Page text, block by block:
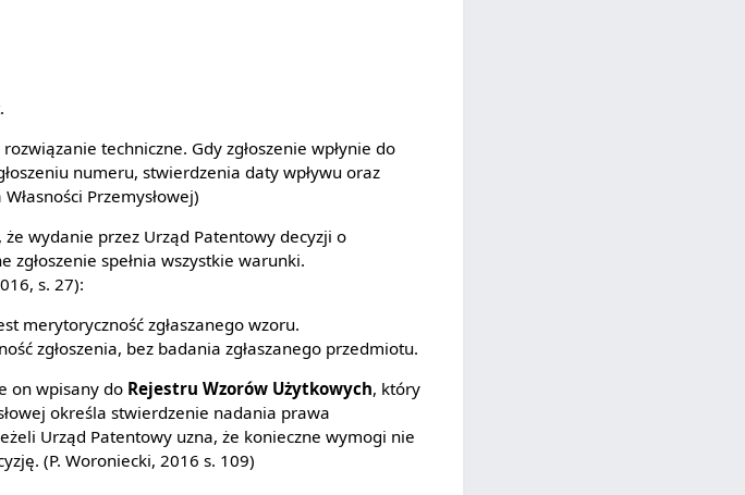
techniczne. Gdy zgłoszenie wpłynie do
numeru, stwierdzenia daty wpływu oraz
Przemysłowej)
wydanie przez Urząd Patentowy decyzji o
spełnia wszystkie warunki.
s. 27):
merytoryczność zgłaszanego wzoru.
zgłoszenia, bez badania zgłaszanego przedmiotu.
on wpisany do Rejestru Wzorów Użytkowych, który
określa stwierdzenie nadania prawa
Urząd Patentowy uzna, że konieczne wymogi nie
(P. Woroniecki, 2016 s. 109)